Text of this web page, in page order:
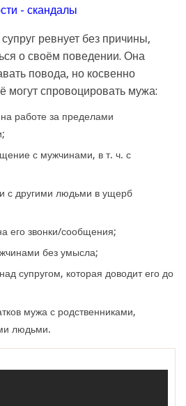
ревнует без причины,
о своём поведении. Она
повода, но косвенно
могут спровоцировать мужа:
работе за пределами
с мужчинами, в т. ч. с
с другими людьми в ущерб
его звонки/сообщения;
без умысла;
супругом, которая доводит его до
мужа с родственниками,
людьми.